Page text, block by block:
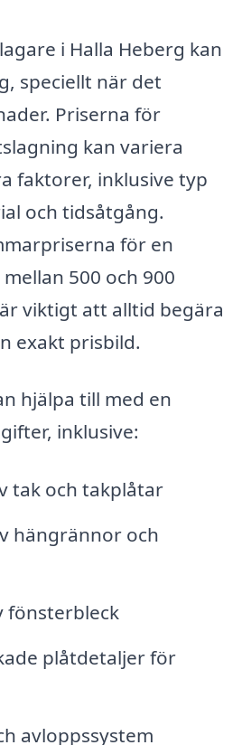
i Halla Heberg kan
speciellt när det
Priserna för
kan variera
faktorer, inklusive typ
och tidsåtgång.
för en
500 och 900
viktigt att alltid begära
exakt prisbild.
hjälpa till med en
inklusive:
tak och takplåtar
hängrännor och
fönsterbleck
plåtdetaljer för
avloppssystem